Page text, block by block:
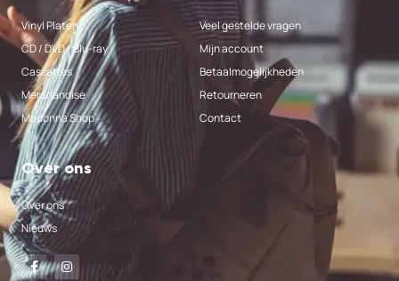
Vinyl Platen
CD / DVD / Blu-ray
Cassettes
Merchandise
Madonna Shop
Veel gestelde vragen
Mijn account
Betaalmogelijkheden
Retourneren
Contact
Over ons
Over ons
Nieuws